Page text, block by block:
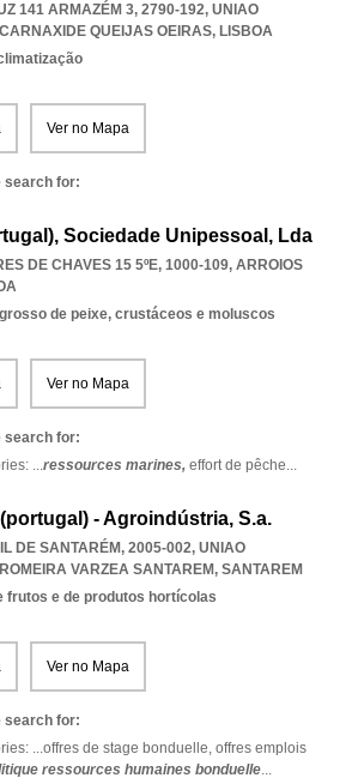
141 ARMAZÉM 3, 2790-192, UNIAO
QUEIJAS OEIRAS, LISBOA
Ver no Mapa
search for:
Sociedade Unipessoal, Lda
DE CHAVES 15 5ºE, 1000-109, ARROIOS
de peixe, crustáceos e moluscos
Ver no Mapa
search for:
...ressources marines, effort de pêche...
- Agroindústria, S.a.
DE SANTARÉM, 2005-002, UNIAO
VARZEA SANTAREM, SANTAREM
frutos e de produtos hortícolas
Ver no Mapa
search for:
...offres de stage bonduelle, offres emplois
ressources humaines bonduelle...